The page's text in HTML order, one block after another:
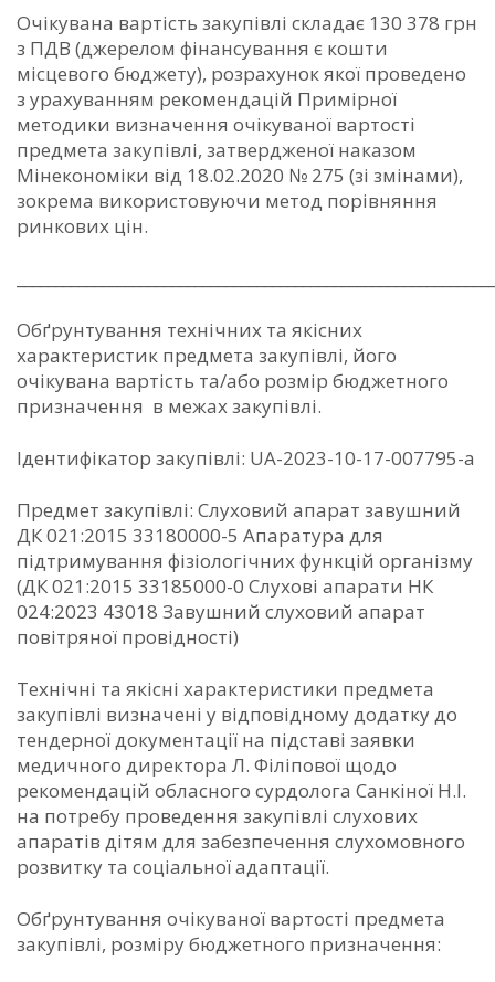
Очікувана вартість закупівлі складає 130 378 грн
з ПДВ (джерелом фінансування є кошти
місцевого бюджету), розрахунок якої проведено
з урахуванням рекомендацій Примірної
методики визначення очікуваної вартості
предмета закупівлі, затвердженої наказом
Мінекономіки від 18.02.2020 № 275 (зі змінами),
зокрема використовуючи метод порівняння
ринкових цін.
Обґрунтування технічних та якісних
характеристик предмета закупівлі, його
очікувана вартість та/або розмір бюджетного
призначення в межах закупівлі.
Ідентифікатор закупівлі: UA-2023-10-17-007795-a
Предмет закупівлі: Слуховий апарат завушний
ДК 021:2015 33180000-5 Апаратура для
підтримування фізіологічних функцій організму
(ДК 021:2015 33185000-0 Слухові апарати НК
024:2023 43018 Завушний слуховий апарат
повітряної провідності)
Технічні та якісні характеристики предмета
закупівлі визначені у відповідному додатку до
тендерної документації на підставі заявки
медичного директора Л. Філіпової щодо
рекомендацій обласного сурдолога Санкіної Н.І.
на потребу проведення закупівлі слухових
апаратів дітям для забезпечення слухомовного
розвитку та соціальної адаптації.
Обґрунтування очікуваної вартості предмета
закупівлі, розміру бюджетного призначення: